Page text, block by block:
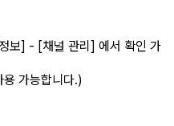
보] - [채널 관리] 에서 확인 가
가능합니다.)